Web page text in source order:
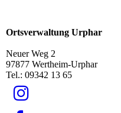
Ortsverwaltung Urphar
Neuer Weg 2
97877 Wertheim-Urphar
Tel.: 09342 13 65